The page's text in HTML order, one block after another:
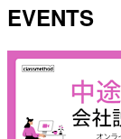
EVENTS